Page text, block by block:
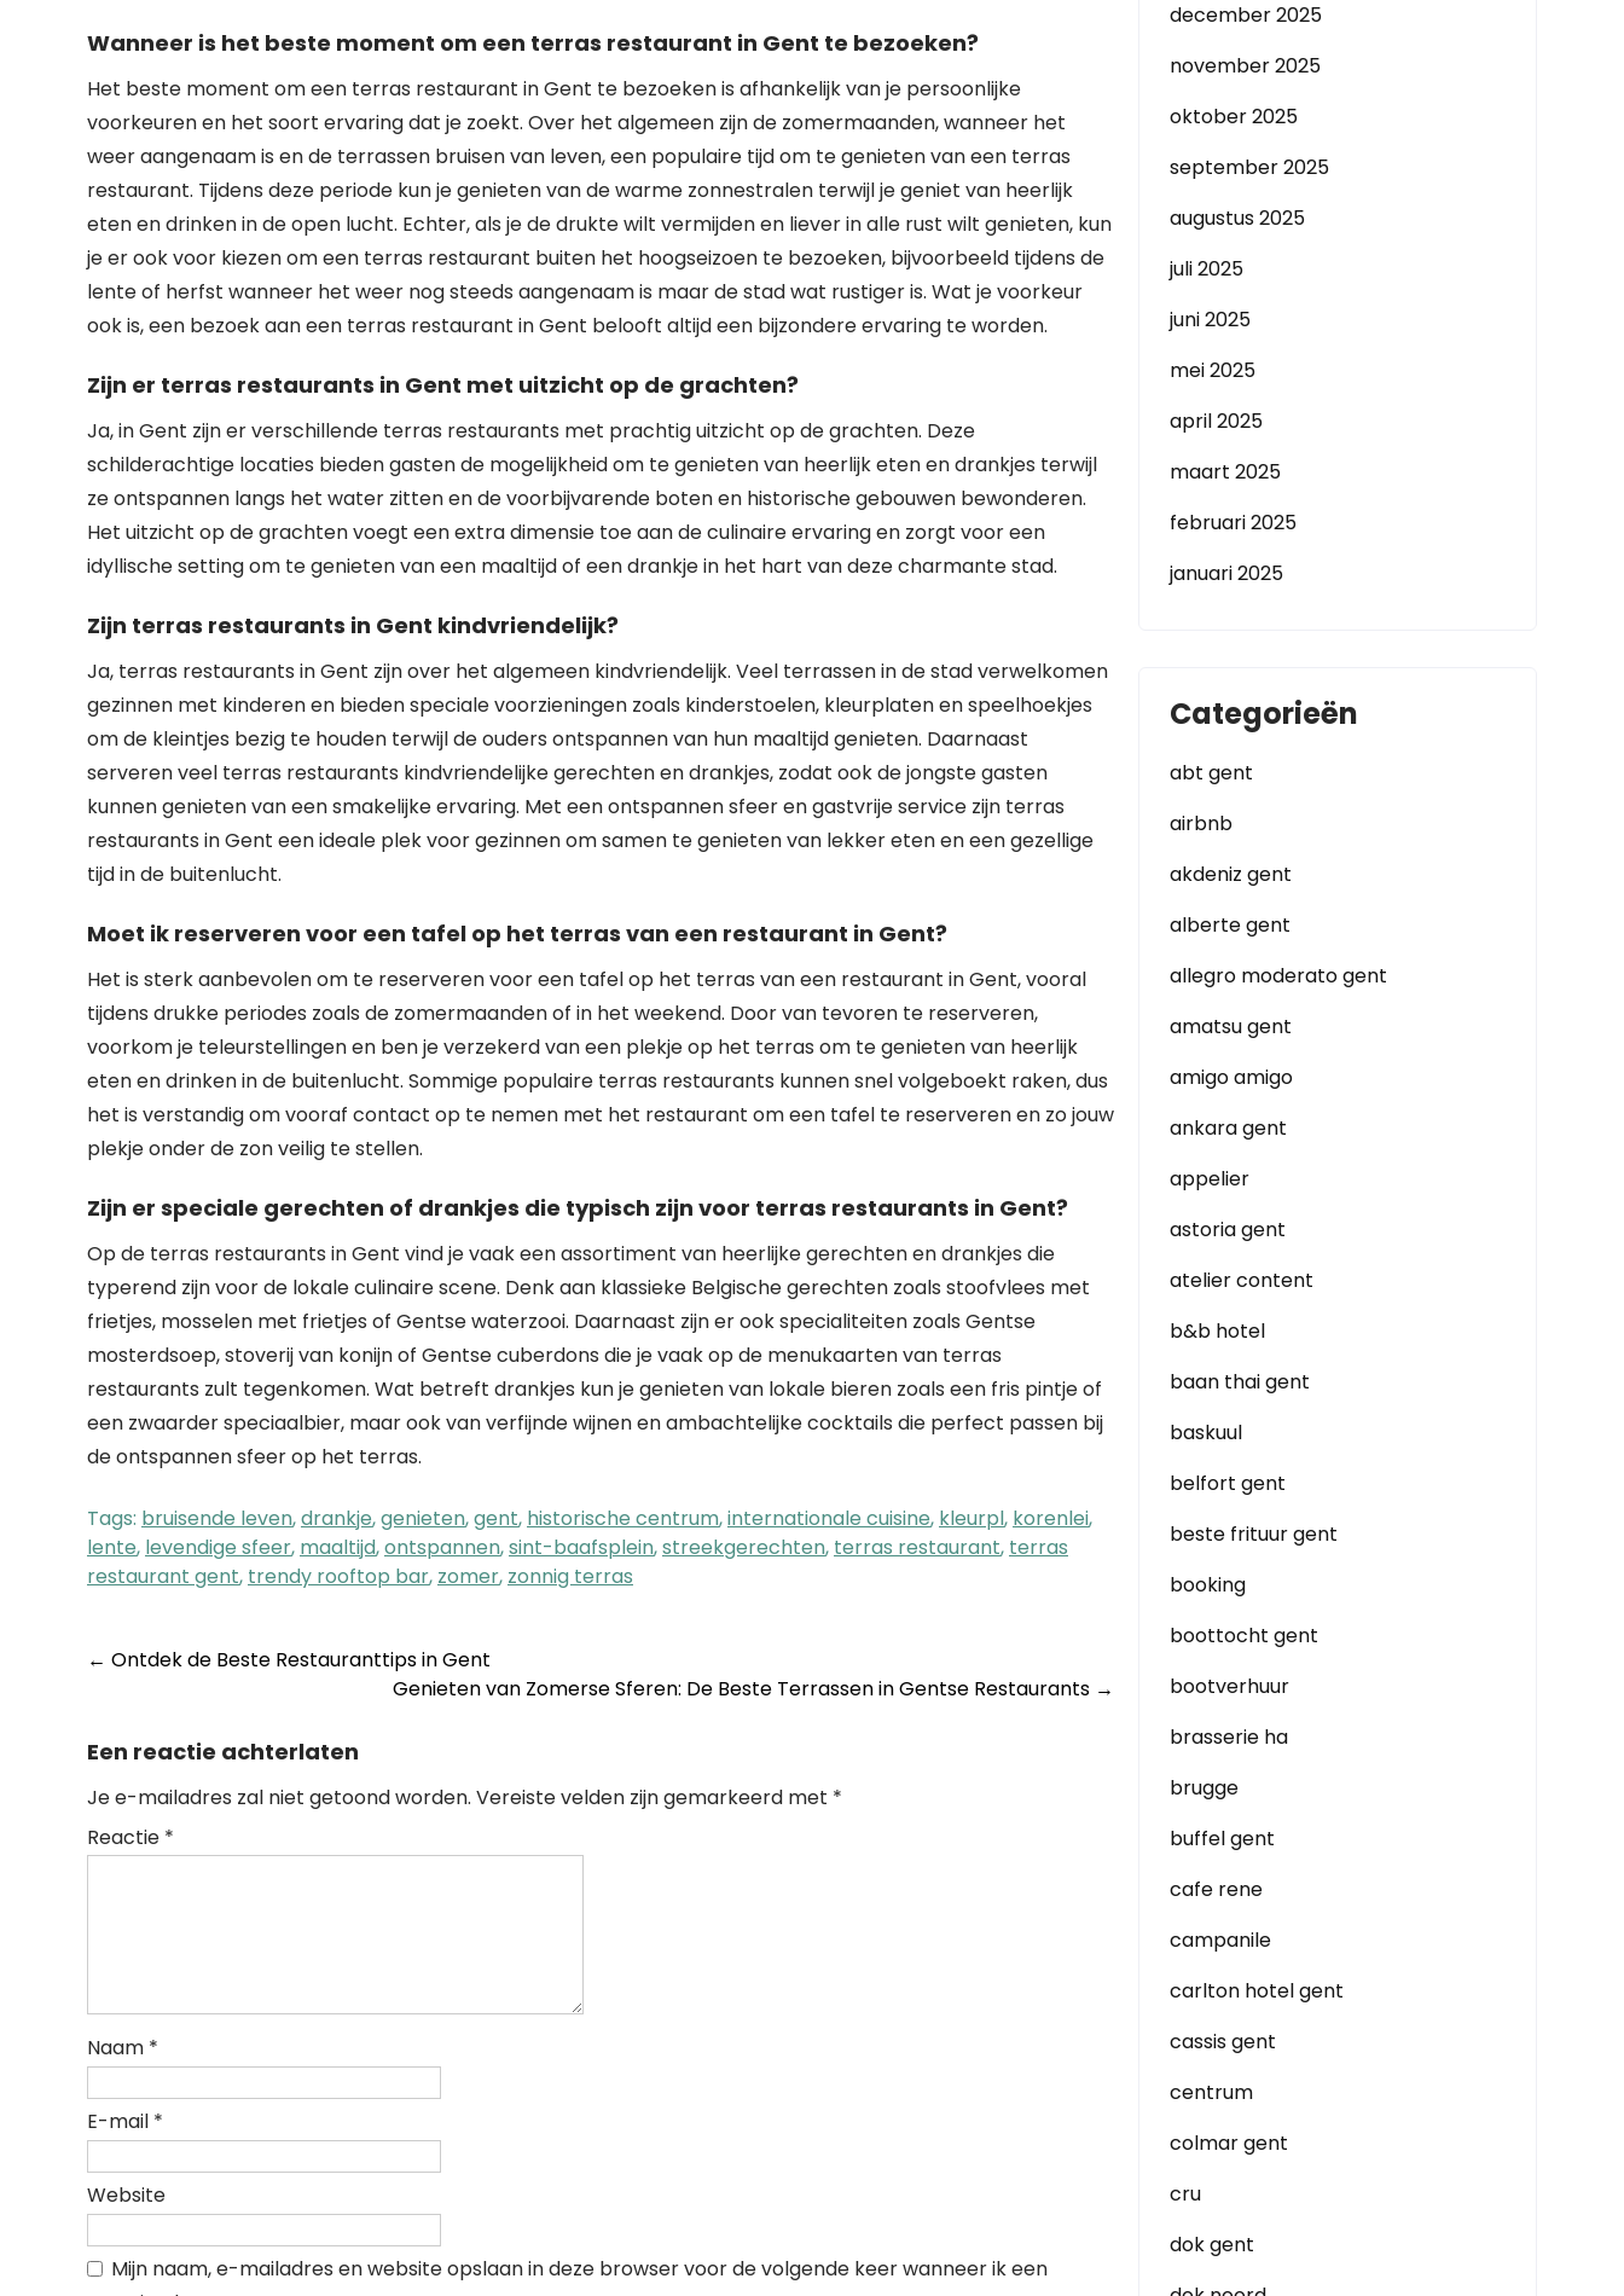
Wanneer is het beste moment om een terras restaurant in Gent te bezoeken?
Het beste moment om een terras restaurant in Gent te bezoeken is afhankelijk van je persoonlijke
voorkeuren en het soort ervaring dat je zoekt. Over het algemeen zijn de zomermaanden, wanneer het
weer aangenaam is en de terrassen bruisen van leven, een populaire tijd om te genieten van een terras
restaurant. Tijdens deze periode kun je genieten van de warme zonnestralen terwijl je geniet van heerlijk
eten en drinken in de open lucht. Echter, als je de drukte wilt vermijden en liever in alle rust wilt genieten, kun
je er ook voor kiezen om een terras restaurant buiten het hoogseizoen te bezoeken, bijvoorbeeld tijdens de
lente of herfst wanneer het weer nog steeds aangenaam is maar de stad wat rustiger is. Wat je voorkeur
ook is, een bezoek aan een terras restaurant in Gent belooft altijd een bijzondere ervaring te worden.
Zijn er terras restaurants in Gent met uitzicht op de grachten?
Ja, in Gent zijn er verschillende terras restaurants met prachtig uitzicht op de grachten. Deze
schilderachtige locaties bieden gasten de mogelijkheid om te genieten van heerlijk eten en drankjes terwijl
ze ontspannen langs het water zitten en de voorbijvarende boten en historische gebouwen bewonderen.
Het uitzicht op de grachten voegt een extra dimensie toe aan de culinaire ervaring en zorgt voor een
idyllische setting om te genieten van een maaltijd of een drankje in het hart van deze charmante stad.
Zijn terras restaurants in Gent kindvriendelijk?
Ja, terras restaurants in Gent zijn over het algemeen kindvriendelijk. Veel terrassen in de stad verwelkomen
gezinnen met kinderen en bieden speciale voorzieningen zoals kinderstoelen, kleurplaten en speelhoekjes
om de kleintjes bezig te houden terwijl de ouders ontspannen van hun maaltijd genieten. Daarnaast
serveren veel terras restaurants kindvriendelijke gerechten en drankjes, zodat ook de jongste gasten
kunnen genieten van een smakelijke ervaring. Met een ontspannen sfeer en gastvrije service zijn terras
restaurants in Gent een ideale plek voor gezinnen om samen te genieten van lekker eten en een gezellige
tijd in de buitenlucht.
Moet ik reserveren voor een tafel op het terras van een restaurant in Gent?
Het is sterk aanbevolen om te reserveren voor een tafel op het terras van een restaurant in Gent, vooral
tijdens drukke periodes zoals de zomermaanden of in het weekend. Door van tevoren te reserveren,
voorkom je teleurstellingen en ben je verzekerd van een plekje op het terras om te genieten van heerlijk
eten en drinken in de buitenlucht. Sommige populaire terras restaurants kunnen snel volgeboekt raken, dus
het is verstandig om vooraf contact op te nemen met het restaurant om een tafel te reserveren en zo jouw
plekje onder de zon veilig te stellen.
Zijn er speciale gerechten of drankjes die typisch zijn voor terras restaurants in Gent?
Op de terras restaurants in Gent vind je vaak een assortiment van heerlijke gerechten en drankjes die
typerend zijn voor de lokale culinaire scene. Denk aan klassieke Belgische gerechten zoals stoofvlees met
frietjes, mosselen met frietjes of Gentse waterzooi. Daarnaast zijn er ook specialiteiten zoals Gentse
mosterdsoep, stoverij van konijn of Gentse cuberdons die je vaak op de menukaarten van terras
restaurants zult tegenkomen. Wat betreft drankjes kun je genieten van lokale bieren zoals een fris pintje of
een zwaarder speciaalbier, maar ook van verfijnde wijnen en ambachtelijke cocktails die perfect passen bij
de ontspannen sfeer op het terras.
Tags: bruisende leven,drankje,genieten,gent, historische centrum,internationale cuisine, kleurpl, korenlei,
lente, levendige sfeer, maaltijd,ontspannen,sint-baafsplein,streekgerechten, terras restaurant, terras
restaurant gent, trendy rooftop bar, zomer, zonnig terras
Post
← Ontdek de Beste Restauranttips in Gent
Genieten van Zomerse Sferen: De Beste Terrassen in Gentse Restaurants →
Een reactie achterlaten
Je e-mailadres zal niet getoond worden. Vereiste velden zijn gemarkeerd met *
Reactie *
Naam *
E-mail *
Website
Mijn naam, e-mailadres en website opslaan in deze browser voor de volgende keer wanneer ik een
december 2025
november 2025
oktober 2025
september 2025
augustus 2025
juli 2025
juni 2025
mei 2025
april 2025
maart 2025
februari 2025
januari 2025
Categorieën
abt gent
airbnb
akdeniz gent
alberte gent
allegro moderato gent
amatsu gent
amigo amigo
ankara gent
appelier
astoria gent
atelier content
b&b hotel
baan thai gent
baskuul
belfort gent
beste frituur gent
booking
boottocht gent
bootverhuur
brasserie ha
brugge
buffel gent
cafe rene
campanile
carlton hotel gent
cassis gent
centrum
colmar gent
cru
dok gent